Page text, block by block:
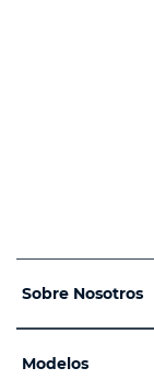
Sobre Nosotros
Modelos